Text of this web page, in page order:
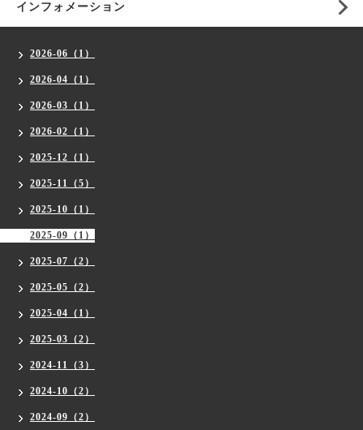
インフォメーション
2026-06（1）
2026-04（1）
2026-03（1）
2026-02（1）
2025-12（1）
2025-11（5）
2025-10（1）
2025-09（1）
2025-07（2）
2025-05（2）
2025-04（1）
2025-03（2）
2024-11（3）
2024-10（2）
2024-09（2）